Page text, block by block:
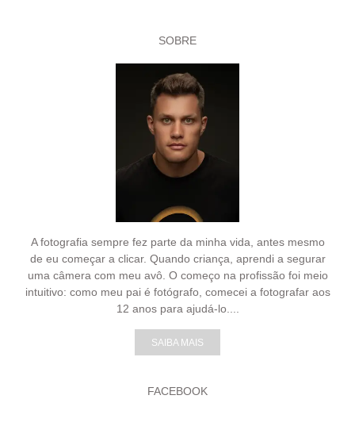
SOBRE
A fotografia sempre fez parte da minha vida, antes mesmo
de eu começar a clicar. Quando criança, aprendi a segurar
uma câmera com meu avô. O começo na profissão foi meio
intuitivo: como meu pai é fotógrafo, comecei a fotografar aos
12 anos para ajudá-lo....
SAIBA MAIS
FACEBOOK